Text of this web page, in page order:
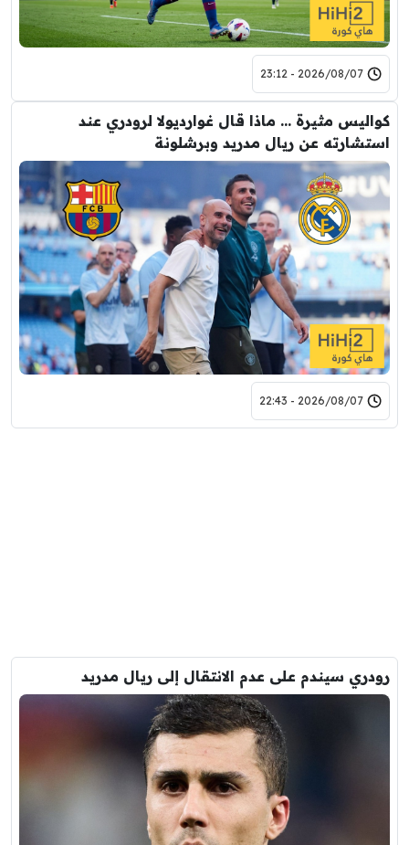
2026/08/07 - 23:12
كواليس مثيرة … ماذا قال غوارديولا لرودري عند
استشارته عن ريال مدريد وبرشلونة
2026/08/07 - 22:43
رودري سيندم على عدم الانتقال إلى ريال مدريد